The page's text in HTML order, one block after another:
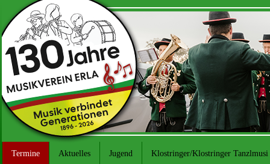
Termine Aktuelles Jugend Klostringer/Klostringer Tanzlmusi